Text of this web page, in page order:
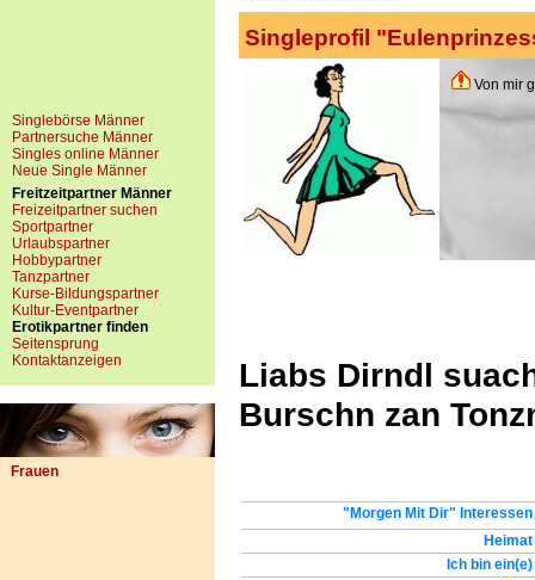
Singlebörse Männer
Partnersuche Männer
Singles online Männer
Neue Single Männer
Freitzeitpartner Männer
Freizeitpartner suchen
Sportpartner
Urlaubspartner
Hobbypartner
Tanzpartner
Kurse-Bildungspartner
Kultur-Eventpartner
Erotikpartner finden
Seitensprung
Kontaktanzeigen
Frauen
Singleprofil
Von mir
Liabs Dirndl
Burschn zan
"Morgen Mit Dir" Interessen
Heimat
Ich bin ein(e)